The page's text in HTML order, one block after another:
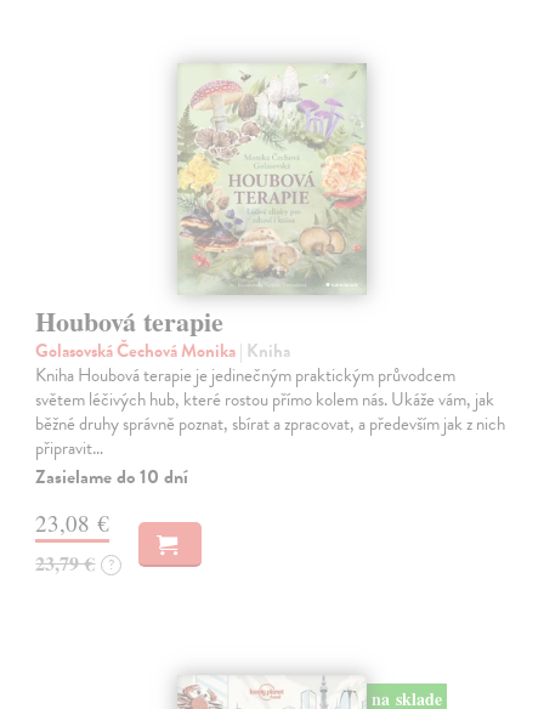
Houbová terapie
Golasovská Čechová Monika| Kniha
Kniha Houbová terapie je jedinečným praktickým průvodcem
světem léčivých hub, které rostou přímo kolem nás. Ukáže vám, jak
běžné druhy správně poznat, sbírat a zpracovat, a především jak z nich
připravit…
Zasielame do 10 dní
23,08 €
23,79 € ?
na sklade